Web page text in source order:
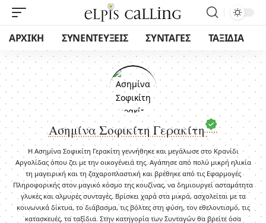
ΑΡΧΙΚΗ ΣΥΝΕΝΤΕΥΞΕΙΣ ΣΥΝΤΑΓΕΣ ΤΑΞΙΔΙΑ
Ασημίνα Σοφικίτη Γερακίτη
Η Ασημίνα Σοφικίτη Γερακίτη γεννήθηκε και μεγάλωσε στο Κρανίδι
Αργολίδας όπου ζει με την οικογένειά της. Αγάπησε από πολύ μικρή ηλικία
τη μαγειρική και τη ζαχαροπλαστική και βρέθηκε από τις Εφαρμογές
Πληροφορικής στον μαγικό κόσμο της κουζίνας, να δημιουργεί ασταμάτητα
γλυκές και αλμυρές συνταγές. Βρίσκει χαρά στα μικρά, ασχολείται με τα
κοινωνικά δίκτυα, το διάβασμα, τις βόλτες στη φύση, τον εθελοντισμό, τις
κατασκευές, τα ταξίδια. Στην κατηγορία των Συνταγών θα βρείτε όσα